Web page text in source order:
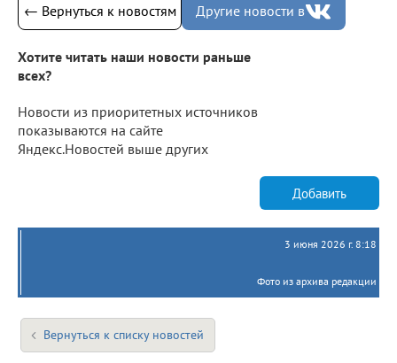
← Вернуться к новостям Другие новости в
Хотите читать наши новости раньше
всех?
Новости из приоритетных источников
показываются на сайте
Яндекс.Новостей выше других
Добавить
3 июня 2026 г. 8:18
Фото из архива редакции
Вернуться к списку новостей